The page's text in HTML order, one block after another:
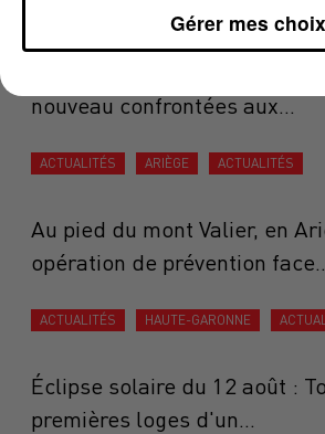
nouveau confrontées aux...
ACTUALITÉS ARIÈGE ACTUALITÉS
Au pied du mont Valier, en
opération de prévention
ACTUALITÉS HAUTE-GARONNE
Éclipse solaire du 12 août :
premières loges d'un...
Gérer mes choix